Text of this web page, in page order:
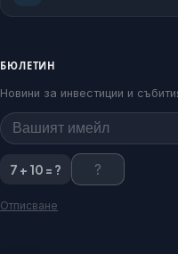
БЮЛЕТИН
Новини за инвестиции и
7 + 10 = ?
Отписване